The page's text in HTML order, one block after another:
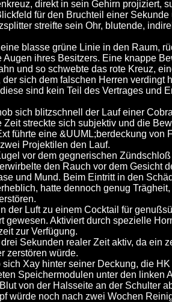
direkt in sein Gehirn projiziert,
für den Bruchteil einer
streifte sein Ohr, blutende,
blasse grüne Linie in den Raum,
ihres Besitzers. Eine knappe
und so schwebte das rote Kreuz,
sich dem falschen Herren verdingt
sind kein Teil des Vertrages und
sich blitzschnell der Lauf einer
streckte sich subjektiv und die
führte eine &UUML;berdeckung von
Projektilen den Lauf.
vor dem gegnerischen
den Rauch vor dem Gesicht
und Mund. Beim Eintritt in den
hatte dennoch genug
der Luft zu einem Cocktail für
gewesen. Aktiviert durch spezielle
zur Verfügung.
Sekunden realer Zeit aktiv, da ein
zerstören würde.
Xay hinter seiner Deckung, die
Speichermodulen unter den linken
von der Halsseite an der Schulter
würde noch nach zwei Wochen